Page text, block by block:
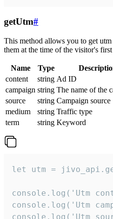
getUtm#
This method allows you to get
them at the time of the visitor's
Name Type
content
string Ad ID
campaign string The name of the
source
string Campaign source
medium
string Traffic type
term
string Keyword
let utm =
console.log('Utm
console.log('Utm
console.log('Utm